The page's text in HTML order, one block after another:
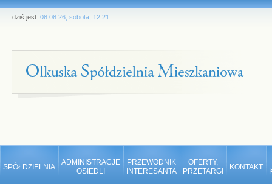
dziś jest: 08.08.26, sobota, 12:21
SPÓŁDZIELNIA
ADMINISTRACJE
OSIEDLI
PRZEWODNIK
INTERESANTA
OFERTY,
PRZETARGI
KONTAKT